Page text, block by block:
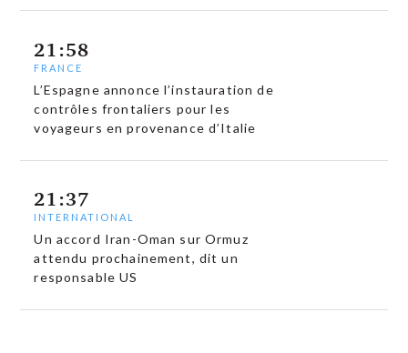
21:58
FRANCE
L’Espagne annonce l’instauration de
contrôles frontaliers pour les
voyageurs en provenance d’Italie
21:37
INTERNATIONAL
Un accord Iran-Oman sur Ormuz
attendu prochainement, dit un
responsable US